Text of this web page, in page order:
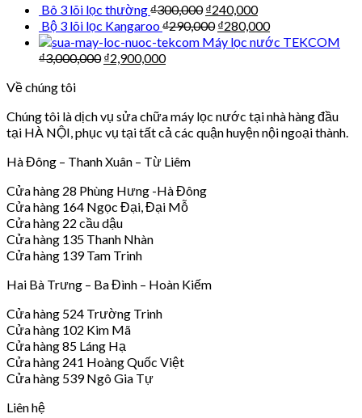
Bô 3 lõi lọc thường₫300,000 ₫240,000
Bộ 3 lõi lọc Kangaroo₫290,000 ₫280,000
Máy lọc nước TEKCOM
₫3,000,000 ₫2,900,000
Về chúng tôi
Chúng tôi là dịch vụ sửa chữa máy lọc nước tại nhà hàng đầu
tại HÀ NỘI, phục vụ tại tất cả các quận huyện nội ngoại thành.
Hà Đông – Thanh Xuân – Từ Liêm
Cửa hàng 28 Phùng Hưng -Hà Đông
Cửa hàng 164 Ngọc Đại, Đại Mỗ
Cửa hàng 22 cầu dậu
Cửa hàng 135 Thanh Nhàn
Cửa hàng 139 Tam Trinh
Hai Bà Trưng – Ba Đình – Hoàn Kiếm
Cửa hàng 524 Trường Trinh
Cửa hàng 102 Kim Mã
Cửa hàng 85 Láng Hạ
Cửa hàng 241 Hoàng Quốc Việt
Cửa hàng 539 Ngô Gia Tự
Liên hệ